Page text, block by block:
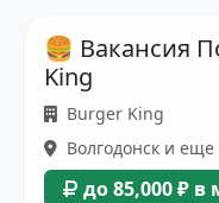
🍔 Вакансия
King
Burger King
Волгодонск и еще
до 85,000 ₽ в